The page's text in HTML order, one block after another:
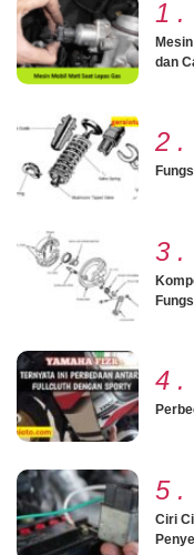
1 .
dan
2 .
3 .
4 .
5 .
Ciri